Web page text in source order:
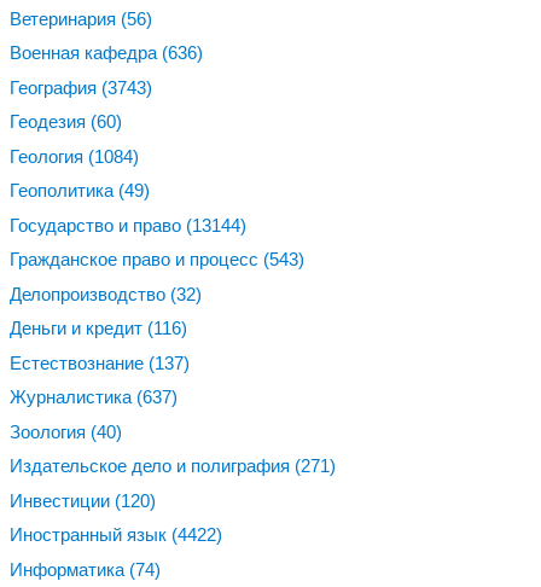
Ветеринария (56)
Военная кафедра (636)
География (3743)
Геодезия (60)
Геология (1084)
Геополитика (49)
Государство и право (13144)
Гражданское право и процесс (543)
Делопроизводство (32)
Деньги и кредит (116)
Естествознание (137)
Журналистика (637)
Зоология (40)
Издательское дело и полиграфия (271)
Инвестиции (120)
Иностранный язык (4422)
Информатика (74)